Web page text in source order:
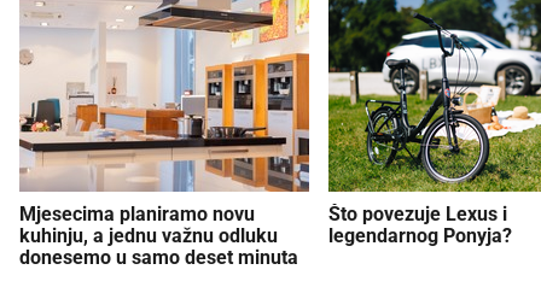
Mjesecima planiramo novu
kuhinju, a jednu važnu odluku
donesemo u samo deset minuta
Što povezuje Lexus i
legendarnog Ponyja?